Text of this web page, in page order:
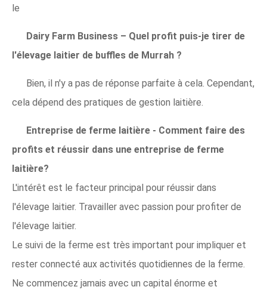
le
Dairy Farm Business – Quel profit puis-je tirer de
l'élevage laitier de buffles de Murrah ?
Bien, il n'y a pas de réponse parfaite à cela. Cependant,
cela dépend des pratiques de gestion laitière.
Entreprise de ferme laitière - Comment faire des
profits et réussir dans une entreprise de ferme
laitière?
L'intérêt est le facteur principal pour réussir dans
l'élevage laitier. Travailler avec passion pour profiter de
l'élevage laitier.
Le suivi de la ferme est très important pour impliquer et
rester connecté aux activités quotidiennes de la ferme.
Ne commencez jamais avec un capital énorme et